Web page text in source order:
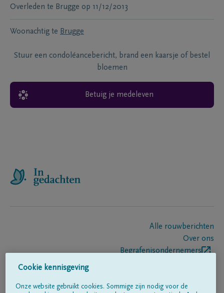
Overleden te Brugge op 11/12/2013
Woonachtig te Brugge
Stuur een condoléancebericht, brand een kaarsje of bestel
bloemen
Betuig je medeleven
Alle rouwberichten
Over ons
Begrafenisondernemers
Cookie kennisgeving
Onze website gebruikt cookies. Sommige zijn nodig voor de